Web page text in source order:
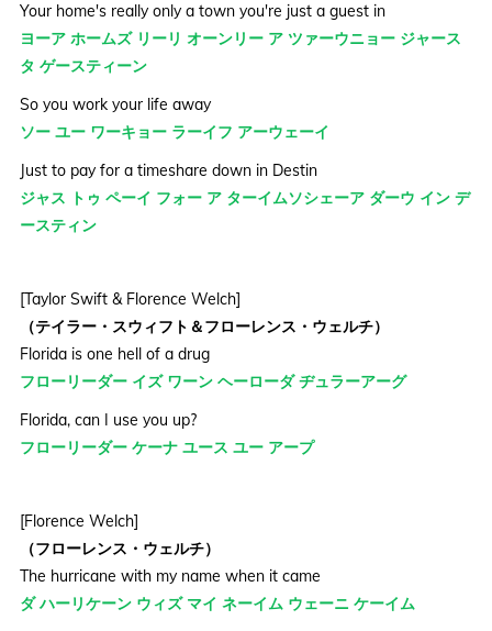
Your home's really only a town you're just a guest in
ヨーア ホームズ リーリ オーンリー ア ツァーウニョー ジャース
タ ゲースティーン
So you work your life away
ソー ユー ワーキョー ラーイフ アーウェーイ
Just to pay for a timeshare down in Destin
ジャス トゥ ペーイ フォー ア ターイムソシェーア ダーウ イン デ
ースティン
[Taylor Swift & Florence Welch]
（テイラー・スウィフト＆フローレンス・ウェルチ）
Florida is one hell of a drug
フローリーダー イズ ワーン ヘーローダ ヂュラーアーグ
Florida, can I use you up?
フローリーダー ケーナ ユース ユー アープ
[Florence Welch]
（フローレンス・ウェルチ）
The hurricane with my name when it came
ダ ハーリケーン ウィズ マイ ネーイム ウェーニ ケーイム